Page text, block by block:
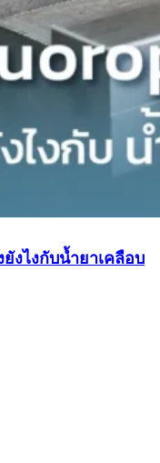
งไงกับน้ำยาเคลือบ